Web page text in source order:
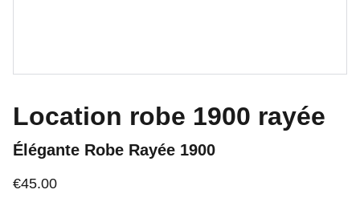
Location robe 1900 rayée
Élégante Robe Rayée 1900
€45.00